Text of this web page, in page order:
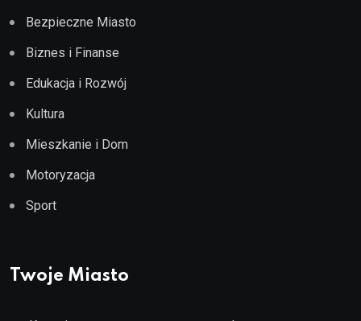
Bezpieczne Miasto
Biznes i Finanse
Edukacja i Rozwój
Kultura
Mieszkanie i Dom
Motoryzacja
Sport
Twoje Miasto